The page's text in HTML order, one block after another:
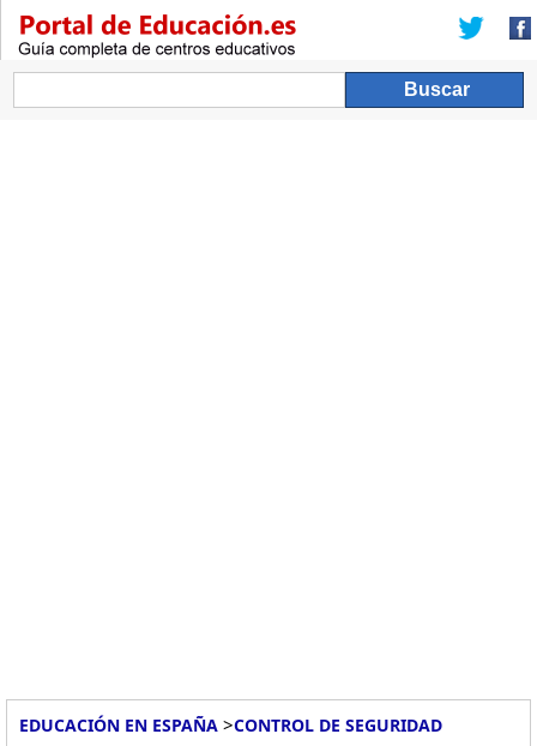
EDUCACIÓN EN ESPAÑA >CONTROL DE SEGURIDAD